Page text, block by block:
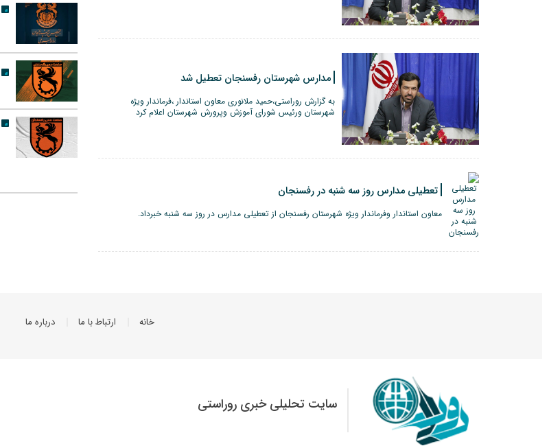
مدارس شهرستان رفسنجان تعطیل شد
به گزارش روراستی،حمید ملانوری معاون استاندار ،فرماندار ویژه
شهرستان ورئیس شورای آموزش وپرورش شهرستان اعلام کرد
تعطیلی مدارس روز سه شنبه در رفسنجان
معاون استاندار وفرماندار ویژه شهرستان رفسنجان از تعطیلی مدارس در روز سه شنبه خبرداد.
خانه ارتباط با ما درباره ما
سایت تحلیلی خبری روراستی